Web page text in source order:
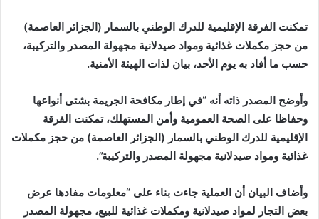
تمكنت الفرقة الإقليمية للدرك الوطني بالسمار (الجزائر العاصمة)
من حجز مكملات غذائية ومواد صيدلانية مجهولة المصدر والتركيبة،
حسب ما أفاد به يوم الأحد، بيان لذات الهيئة الأمنية.
وأوضح المصدر ذاته أنه “في إطار مكافحة الجريمة بشتى أنواعها
وحفاظا على الصحة العمومية وأمن المستهلك، تمكنت الفرقة
الإقليمية للدرك الوطني بالسمار (الجزائر العاصمة) من حجز مكملات
غذائية ومواد صيدلانية مجهولة المصدر والتركيبة”.
وأضاف البيان أن العملية جاءت بناء على “معلومات مفادها عرض
بعض التجار لمواد صيدلانية ومكملات غذائية للبيع، مجهولة المصدر